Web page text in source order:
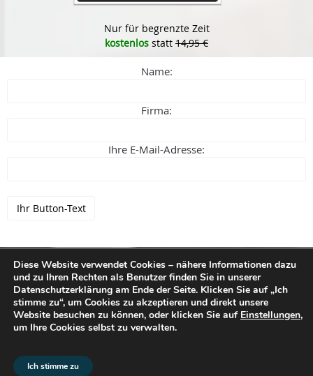
Nur für begrenzte Zeit
kostenlos statt 14,95 €
Name:
Firma:
Ihre E-Mail-Adresse:
Diese Website verwendet Cookies – nähere Informationen dazu
und zu Ihren Rechten als Benutzer finden Sie in unserer
Datenschutzerklärung am Ende der Seite. Klicken Sie auf „Ich
stimme zu“, um Cookies zu akzeptieren und direkt unsere
Website besuchen zu können, oder klicken Sie auf Einstellungen,
um Ihre Cookies selbst zu verwalten.
Ich stimme zu